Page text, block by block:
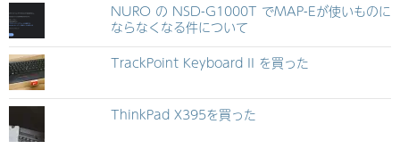
NURO の NSD-G1000T でMAP-Eが使いものに
ならなくなる件について
TrackPoint Keyboard II を買った
ThinkPad X395を買った